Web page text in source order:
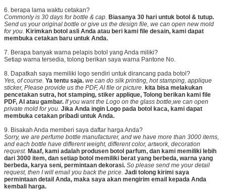
6. berapa lama waktu cetakan?
Commonly is 30 days for bottle & cap. Biasanya 30 hari untuk botol & tutup.
Send us your original bottle or give us the design file, we can open new mold
for you. Kirimkan botol asli Anda atau beri kami file desain, kami dapat
membuka cetakan baru untuk Anda.
7. Berapa banyak warna pelapis botol yang Anda miliki?
Setiap warna tersedia, tolong berikan saya warna Pantone No.
8. Dapatkah saya memiliki logo sendiri untuk dirancang pada botol?
Yes, of course. Ya tentu saja. we can do silk printing, hot stamping, applique
sticker, Please provide us the PDF, AI file or picture. kita bisa melakukan
pencetakan sutra, hot stamping, stiker applique, Tolong berikan kami file
PDF, AI atau gambar. If you want the Logo on the glass bottle,we can open
private mold for you. Jika Anda ingin Logo pada botol kaca, kami dapat
membuka cetakan pribadi untuk Anda.
9. Bisakah Anda memberi saya daftar harga Anda?
Sorry, we are perfume bottle manufacturer, and we have more than 3000 items,
and each bottle have different weight, different color, artwork, decoration
request. Maaf, kami adalah produsen botol parfum, dan kami memiliki lebih
dari 3000 item, dan setiap botol memiliki berat yang berbeda, warna yang
berbeda, karya seni, permintaan dekorasi. So please send me your detail
request, then I will email you back the price. Jadi tolong kirimi saya
permintaan detail Anda, maka saya akan mengirim email kepada Anda
kembali harga.